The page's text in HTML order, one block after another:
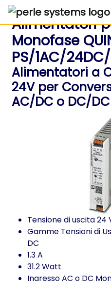
Alimentatori
Monofase
PS/1AC/
Alimentatori a
24V per
AC/DC o DC/DC
Tensione di uscita 24
Gamme Tensioni di
DC
1.3 A
31.2 Watt
Ingresso AC o DC